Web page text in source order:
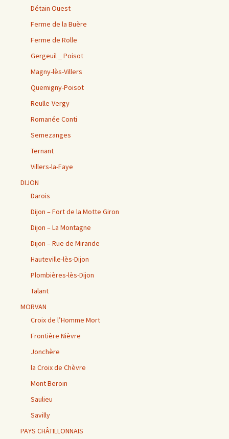
Détain Ouest
Ferme de la Buère
Ferme de Rolle
Gergeuil _ Poisot
Magny-lès-Villers
Quemigny-Poisot
Reulle-Vergy
Romanée Conti
Semezanges
Ternant
Villers-la-Faye
DIJON
Darois
Dijon – Fort de la Motte Giron
Dijon – La Montagne
Dijon – Rue de Mirande
Hauteville-lès-Dijon
Plombières-lès-Dijon
Talant
MORVAN
Croix de l’Homme Mort
Frontière Nièvre
Jonchère
la Croix de Chèvre
Mont Beroin
Saulieu
Savilly
PAYS CHÂTILLONNAIS